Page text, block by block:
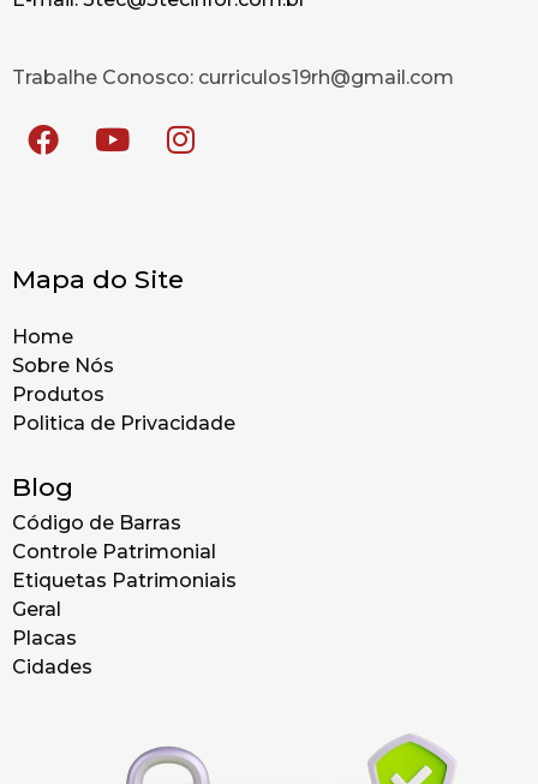
Trabalhe Conosco: curriculos19rh@gmail.com
Mapa do Site
Home
Sobre Nós
Produtos
Politica de Privacidade
Blog
Código de Barras
Controle Patrimonial
Etiquetas Patrimoniais
Geral
Placas
Cidades